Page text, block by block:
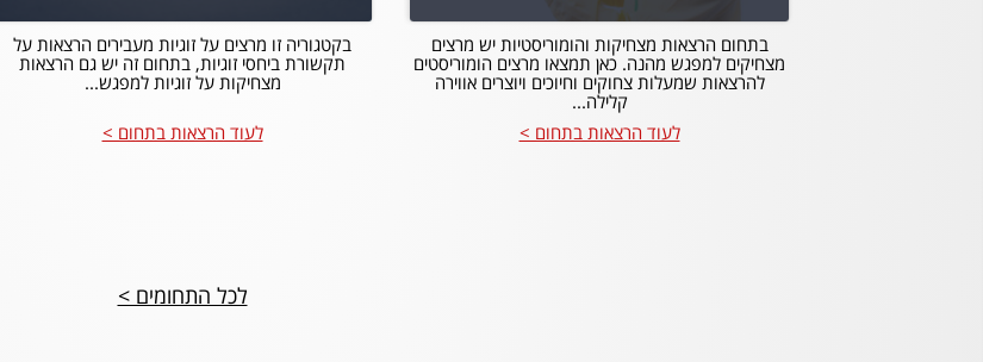
בתחום הרצאות מצחיקות והומוריסטיות יש מרצים
מצחיקים למפגש מהנה. כאן תמצאו מרצים הומוריסטים
להרצאות שמעלות צחוקים וחיוכים ויוצרים אווירה
קלילה...
לעוד הרצאות בתחום >
בקטגוריה זו מרצים על זוגיות מעבירים הרצאות על
תקשורת ביחסי זוגיות, בתחום זה יש גם הרצאות
מצחיקות על זוגיות למפגש...
לעוד הרצאות בתחום >
לכל התחומים >